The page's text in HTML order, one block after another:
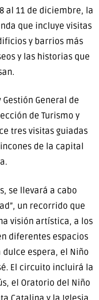
al 11 de diciembre, la
que incluye visitas
y barrios más
y las historias que
General de
de Turismo y
tres visitas guiadas
de la capital
se llevará a cabo
un recorrido que
visión artística, a los
diferentes espacios
espera, el Niño
El circuito incluirá la
el Oratorio del Niño